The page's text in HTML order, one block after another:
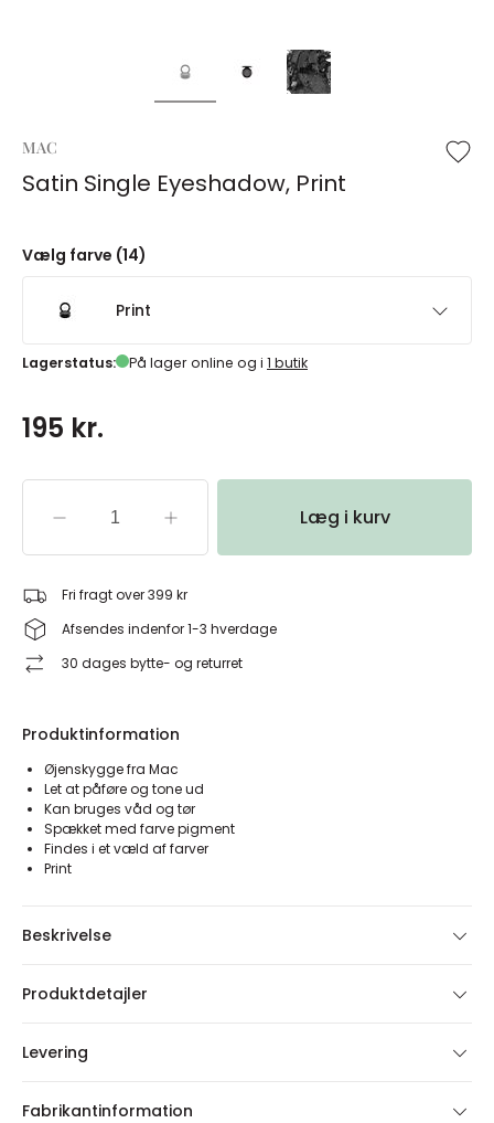
MAC
Satin Single Eyeshadow, Print
Vælg farve (14)
Print
Lagerstatus: På lager online og i 1 butik
195 kr.
Læg i kurv
Fri fragt over 399 kr
Afsendes indenfor 1-3 hverdage
30 dages bytte- og returret
Produktinformation
Øjenskygge fra Mac
Let at påføre og tone ud
Kan bruges våd og tør
Spækket med farve pigment
Findes i et væld af farver
Print
Beskrivelse
Produktdetajler
Levering
Fabrikantinformation